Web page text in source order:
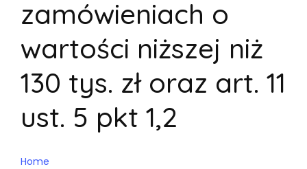
zamówieniach o
wartości niższej niż
130 tys. zł oraz art. 11
ust. 5 pkt 1,2
Home